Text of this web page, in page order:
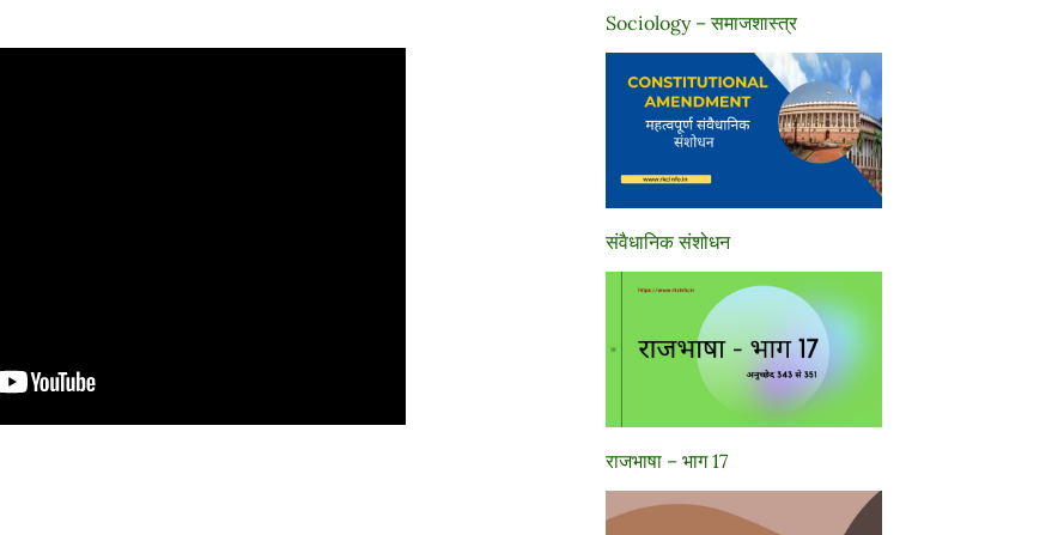
Sociology – समाजशास्त्र
संवैधानिक संशोधन
राजभाषा – भाग 17